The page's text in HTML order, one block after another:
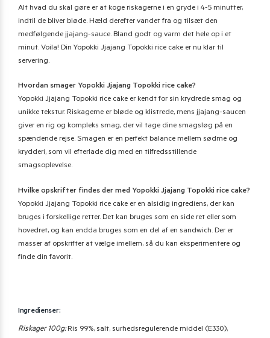
Alt hvad du skal gøre er at koge riskagerne i en gryde i 4-5 minutter,
indtil de bliver bløde. Hæld derefter vandet fra og tilsæt den
medfølgende jjajang-sauce. Bland godt og varm det hele op i et
minut. Voila! Din Yopokki Jjajang Topokki rice cake er nu klar til
servering.
Hvordan smager Yopokki Jjajang Topokki rice cake?
Yopokki Jjajang Topokki rice cake er kendt for sin krydrede smag og
unikke tekstur. Riskagerne er bløde og klistrede, mens jjajang-saucen
giver en rig og kompleks smag, der vil tage dine smagsløg på en
spændende rejse. Smagen er en perfekt balance mellem sødme og
krydderi, som vil efterlade dig med en tilfredsstillende
smagsoplevelse.
Hvilke opskrifter findes der med Yopokki Jjajang Topokki rice cake?
Yopokki Jjajang Topokki rice cake er en alsidig ingrediens, der kan
bruges i forskellige retter. Det kan bruges som en side ret eller som
hovedret, og kan endda bruges som en del af en sandwich. Der er
masser af opskrifter at vælge imellem, så du kan eksperimentere og
finde din favorit.
Ingredienser:
Riskager 100g:Ris 99%, salt, surhedsregulerende middel (E330),